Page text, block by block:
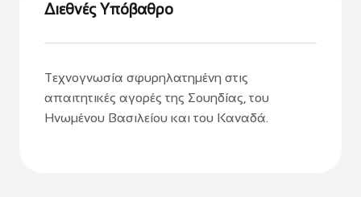
Διεθνές Υπόβαθρο
Τεχνογνωσία σφυρηλατημένη στις
απαιτητικές αγορές της Σουηδίας, του
Ηνωμένου Βασιλείου και του Καναδά.